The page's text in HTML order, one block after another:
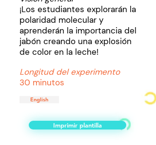
¡Los estudiantes explorarán la
polaridad molecular y
aprenderán la importancia del
jabón creando una explosión
de color en la leche!
Longitud del experimento
30 minutos
English
Imprimir plantilla